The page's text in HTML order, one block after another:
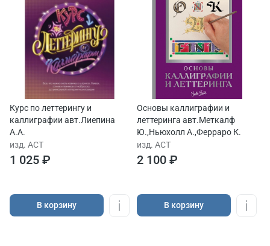
Курс по леттерингу и
каллиграфии авт.Лиепина
А.А.
изд. АСТ
1 025 ₽
В корзину
Основы каллиграфии и
леттеринга авт.Меткалф
Ю.,Ньюхолл А.,Ферраро К.
изд. АСТ
2 100 ₽
В корзину